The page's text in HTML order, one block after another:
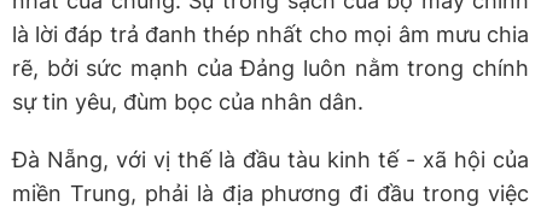
là lời đáp trả đanh thép nhất cho mọi âm mưu chia
rẽ, bởi sức mạnh của Đảng luôn nằm trong chính
sự tin yêu, đùm bọc của nhân dân.
Đà Nẵng, với vị thế là đầu tàu kinh tế - xã hội của
miền Trung, phải là địa phương đi đầu trong việc